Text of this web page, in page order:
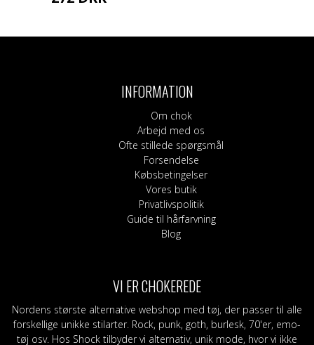
INFORMATION
Om chok
Arbejd med os
Ofte stillede spørgsmål
Forsendelse
Købsbetingelser
Vores butik
Privatlivspolitik
Guide til hårfarvning
Blog
VI ER CHOKEREDE
Nordens største alternative webshop med tøj, der passer til alle
forskellige unikke stilarter. Rock, punk, goth, burlesk, 70'er, emo-
tøj osv. Hos Shock tilbyder vi alternativ, unik mode, hvor vi ikke